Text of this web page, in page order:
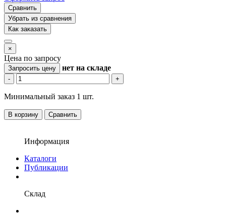
Сравнить
Убрать из сравнения
Как заказать
×
Цена по запросу
Запросить цену нет на складе
- +
Минимальный заказ 1 шт.
В корзину Сравнить
Информация
Каталоги
Публикации
Склад